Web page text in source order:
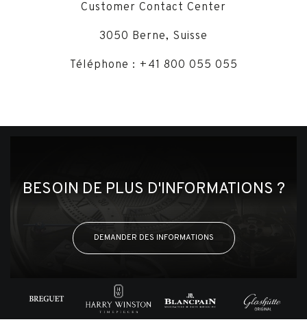
Customer Contact Center
3050 Berne, Suisse
Téléphone : +41 800 055 055
BESOIN DE PLUS D'INFORMATIONS ?
DEMANDER DES INFORMATIONS